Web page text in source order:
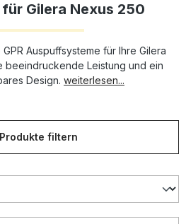
für Gilera Nexus 250
Auspuffsysteme für Ihre Gilera
beeindruckende Leistung und ein
Design. weiterlesen...
Produkte filtern